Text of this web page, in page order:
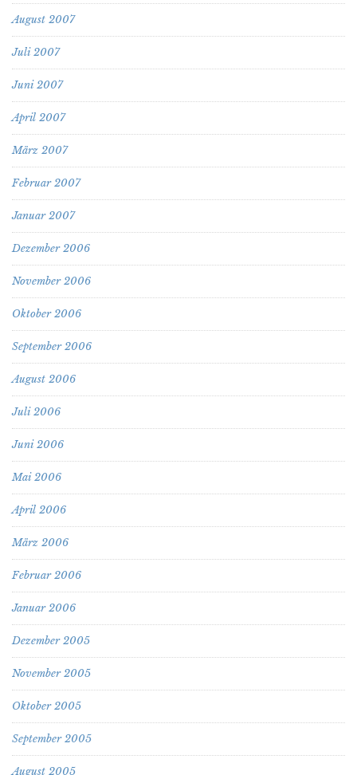
August 2007
Juli 2007
Juni 2007
April 2007
März 2007
Februar 2007
Januar 2007
Dezember 2006
November 2006
Oktober 2006
September 2006
August 2006
Juli 2006
Juni 2006
Mai 2006
April 2006
März 2006
Februar 2006
Januar 2006
Dezember 2005
November 2005
Oktober 2005
September 2005
August 2005